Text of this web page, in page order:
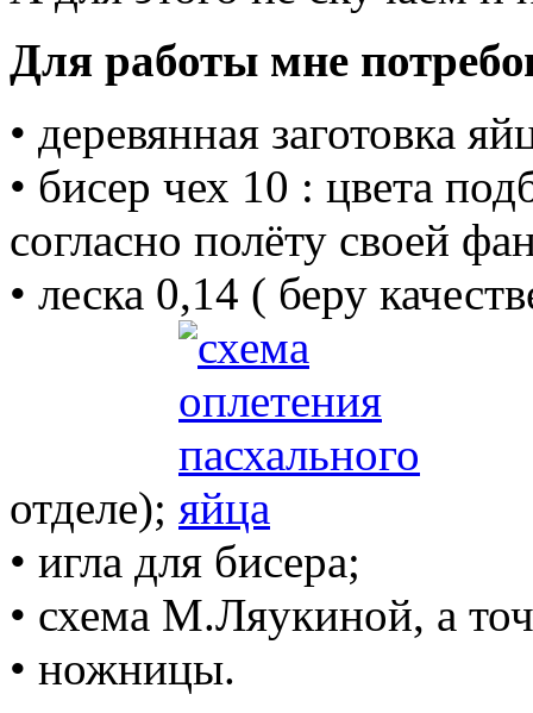
Для работы мне
• деревянная заготовка
• бисер чех 10 : цвета
согласно полёту своей
• леска 0,14 ( беру
отделе);
• игла для бисера;
• схема М.Ляукиной, а
• ножницы.